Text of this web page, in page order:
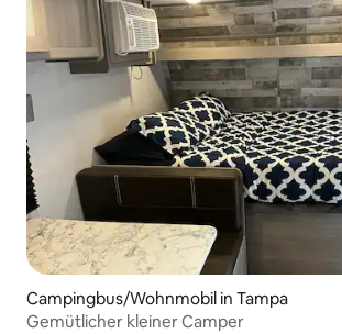
Campingbus/Wohnmobil in Tampa
Gemütlicher kleiner Camper